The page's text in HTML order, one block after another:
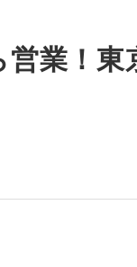
業！